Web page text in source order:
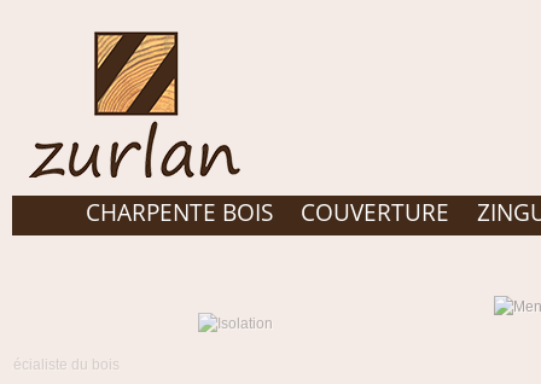
CHARPENTE BOIS COUVERTURE